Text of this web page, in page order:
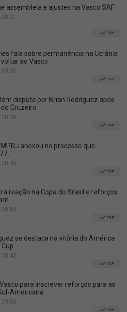
assembleia e ajustes na Vasco SAF
TOP
fala sobre permanência na Ucrânia
ao Vasco
TOP
disputa por Brian Rodríguez após
Cruzeiro
TOP
anexou no processo que
TOP
reação na Copa do Brasil e reforços
TOP
se destaca na vitória do América
TOP
para inscrever reforços para as
Americana
TOP